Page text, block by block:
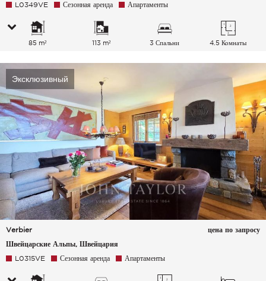
L0349VE Сезонная аренда Апартаменты
85 m² 113 m² 3 Спальни 4.5 Комнаты
Эксклюзивный
Verbier
Швейцарские Альпы, Швейцария
цена по запросу
L0315VE Сезонная аренда Апартаменты